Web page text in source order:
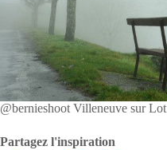
@bernieshoot Villeneuve sur Lot
Partagez l'inspiration